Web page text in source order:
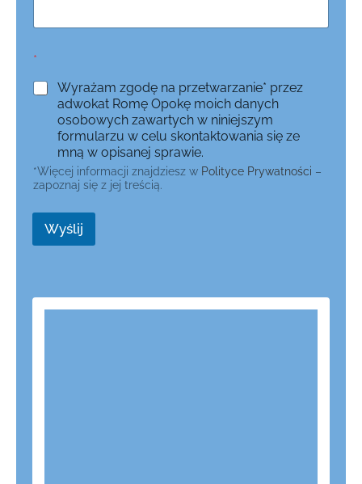
*
Wyrażam zgodę na przetwarzanie* przez
adwokat Romę Opokę moich danych
osobowych zawartych w niniejszym
formularzu w celu skontaktowania się ze
mną w opisanej sprawie.
*Więcej informacji znajdziesz w Polityce Prywatności –
zapoznaj się z jej treścią.
Wyślij